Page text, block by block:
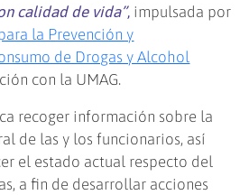
calidad de vida”, impulsada por
la Prevención y
de Drogas y Alcohol
con la UMAG.
recoger información sobre la
de las y los funcionarios, así
el estado actual respecto del
a fin de desarrollar acciones